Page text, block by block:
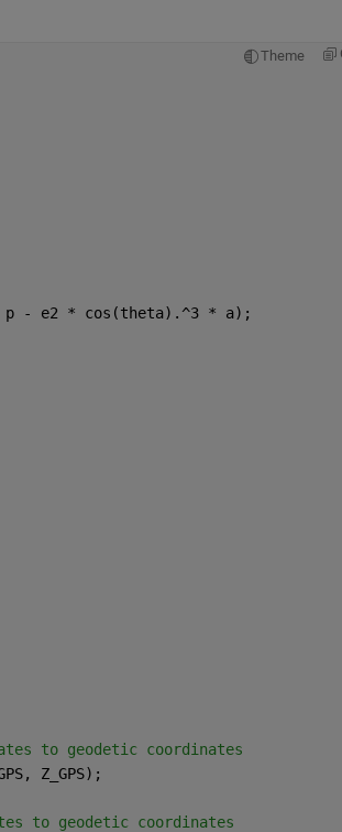
Theme
- e2 * cos(theta).^3 * a);
to geodetic coordinates
Z_GPS);
to geodetic coordinates